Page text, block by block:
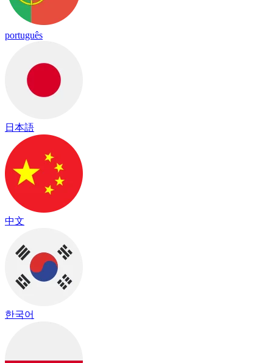
português
日本語
中文
한국어